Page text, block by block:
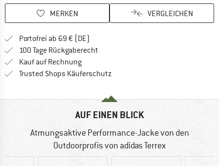
MERKEN VERGLEICHEN
Portofrei ab 69 € (DE)
100 Tage Rückgaberecht
Kauf auf RechnungFinde die Zahlungs-Infos hier! Öffnet
Trusted Shops Käuferschutz
AUF EINEN BLICK
Atmungsaktive Performance-Jacke von den
Outdoorprofis von adidas Terrex